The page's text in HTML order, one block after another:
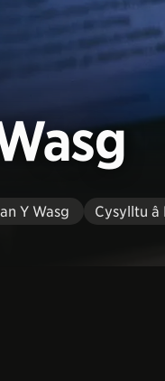
Y Wasg Cysylltu â